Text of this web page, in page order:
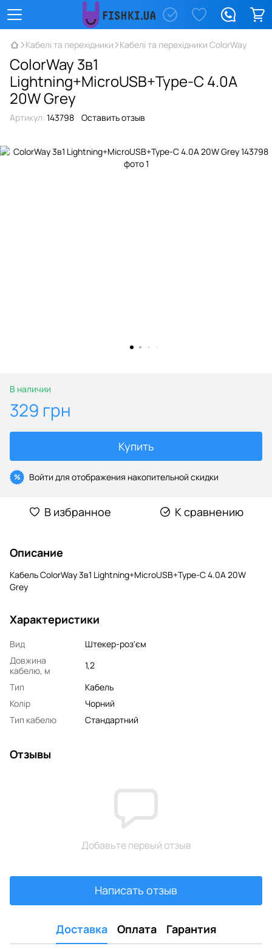
Кабелі та перехідники Кабелі та перехідники ColorWay
ColorWay 3в1
Lightning+MicroUSB+Type-C 4.0A
20W Grey
Артикул: 143798 Оставить отзыв
В наличии
329 грн
Купить
% Войти для отображения накопительной скидки
В избранное К сравнению
Описание
Кабель ColorWay 3в1 Lightning+MicroUSB+Type-C 4.0A 20W
Grey
Характеристики
Вид
Штекер-роз'єм
Довжина
кабелю, м
1,2
Тип
Кабель
Колір
Чорний
Тип кабелю
Стандартний
Отзывы
Добавьте первый отзыв
Написать отзыв
Доставка Оплата Гарантия